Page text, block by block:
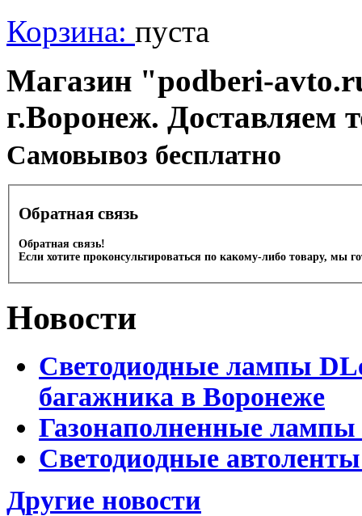
Корзина: пуста
Магазин "podberi-
г.Воронеж. Доставляем
Cамовывоз бесплатно
Обратная связь
Обратная связь!
Если хотите проконсультироваться по какому-либо товару, мы
Новости
Светодиодные лампы
багажника в Воронеже
Газонаполненные
Светодиодные
Другие новости